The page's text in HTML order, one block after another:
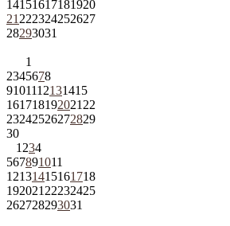
14151617181920
21 222324252627
28293031
1
2345678
9101112131415
161718192021 22
23242526272829
30
1 234
567891011
12131415161718
192021 22232425
262728293031